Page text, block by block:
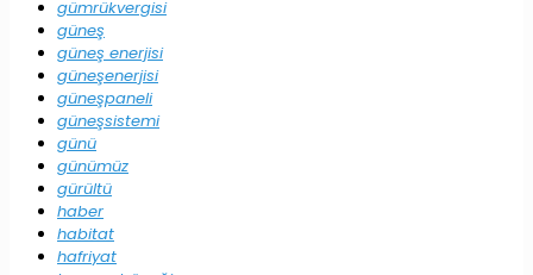
gümrükvergisi
güneş
güneş enerjisi
güneşenerjisi
güneşpaneli
güneşsistemi
günü
günümüz
gürültü
haber
habitat
hafriyat